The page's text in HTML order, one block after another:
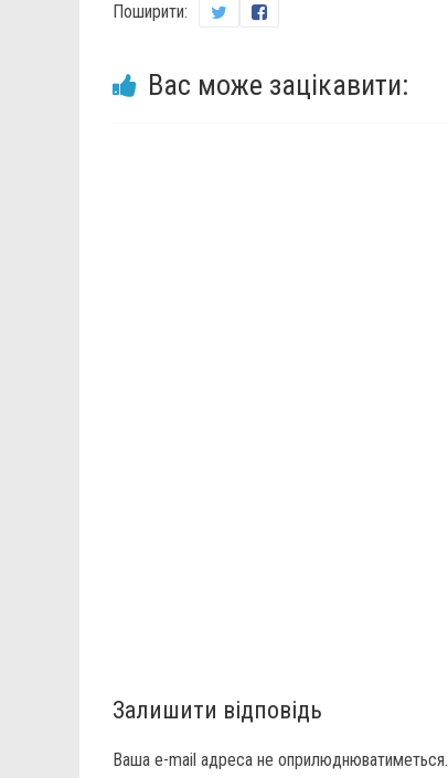
Поширити:
Вас може зацікавити:
Залишити відповідь
Ваша e-mail адреса не оприлюднюватиметься.